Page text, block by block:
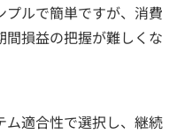
ルで簡単ですが、消費
損益の把握が難しくな
ム適合性で選択し、継続